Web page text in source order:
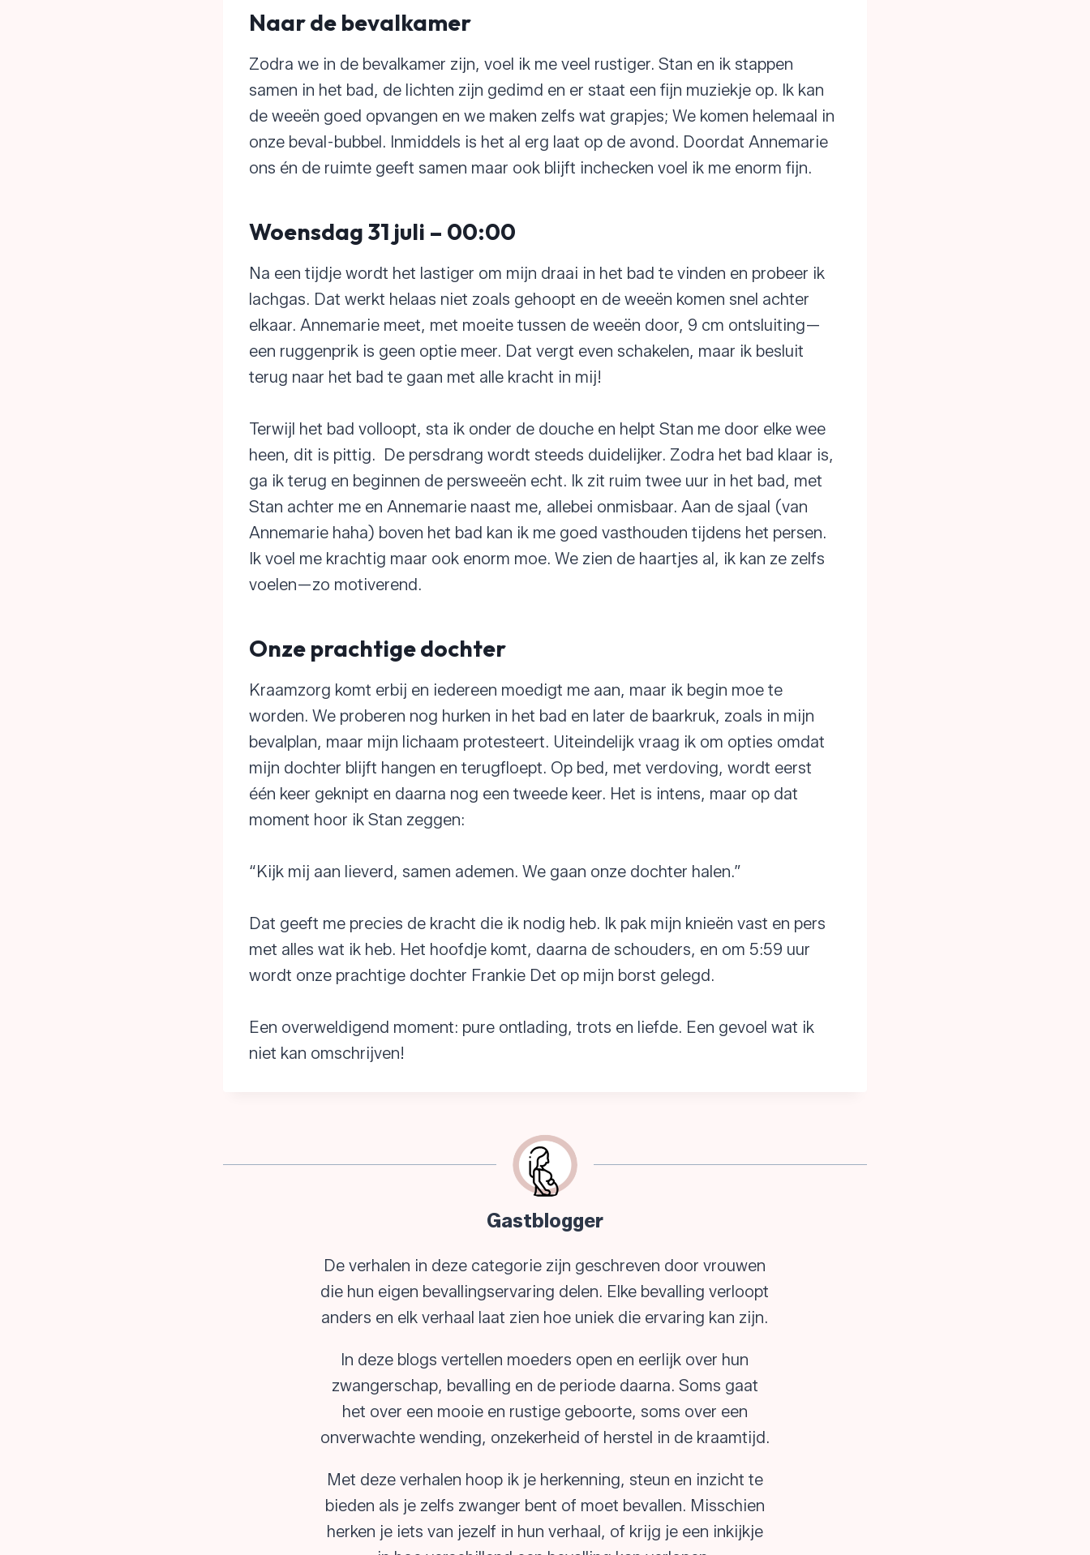
Naar de bevalkamer
Zodra we in de bevalkamer zijn, voel ik me veel rustiger. Stan en ik stappen
samen in het bad, de lichten zijn gedimd en er staat een fijn muziekje op. Ik kan
de weeën goed opvangen en we maken zelfs wat grapjes; We komen helemaal in
onze beval-bubbel. Inmiddels is het al erg laat op de avond. Doordat Annemarie
ons én de ruimte geeft samen maar ook blijft inchecken voel ik me enorm fijn.
Woensdag 31 juli – 00:00
Na een tijdje wordt het lastiger om mijn draai in het bad te vinden en probeer ik
lachgas. Dat werkt helaas niet zoals gehoopt en de weeën komen snel achter
elkaar. Annemarie meet, met moeite tussen de weeën door, 9 cm ontsluiting—
een ruggenprik is geen optie meer. Dat vergt even schakelen, maar ik besluit
terug naar het bad te gaan met alle kracht in mij!
Terwijl het bad volloopt, sta ik onder de douche en helpt Stan me door elke wee
heen, dit is pittig. De persdrang wordt steeds duidelijker. Zodra het bad klaar is,
ga ik terug en beginnen de persweeën echt. Ik zit ruim twee uur in het bad, met
Stan achter me en Annemarie naast me, allebei onmisbaar. Aan de sjaal (van
Annemarie haha) boven het bad kan ik me goed vasthouden tijdens het persen.
Ik voel me krachtig maar ook enorm moe. We zien de haartjes al, ik kan ze zelfs
voelen—zo motiverend.
Onze prachtige dochter
Kraamzorg komt erbij en iedereen moedigt me aan, maar ik begin moe te
worden. We proberen nog hurken in het bad en later de baarkruk, zoals in mijn
bevalplan, maar mijn lichaam protesteert. Uiteindelijk vraag ik om opties omdat
mijn dochter blijft hangen en terugfloept. Op bed, met verdoving, wordt eerst
één keer geknipt en daarna nog een tweede keer. Het is intens, maar op dat
moment hoor ik Stan zeggen:
“Kijk mij aan lieverd, samen ademen. We gaan onze dochter halen.”
Dat geeft me precies de kracht die ik nodig heb. Ik pak mijn knieën vast en pers
met alles wat ik heb. Het hoofdje komt, daarna de schouders, en om 5:59 uur
wordt onze prachtige dochter Frankie Det op mijn borst gelegd.
Een overweldigend moment: pure ontlading, trots en liefde. Een gevoel wat ik
niet kan omschrijven!
Gastblogger
De verhalen in deze categorie zijn geschreven door vrouwen
die hun eigen bevallingservaring delen. Elke bevalling verloopt
anders en elk verhaal laat zien hoe uniek die ervaring kan zijn.
In deze blogs vertellen moeders open en eerlijk over hun
zwangerschap, bevalling en de periode daarna. Soms gaat
het over een mooie en rustige geboorte, soms over een
onverwachte wending, onzekerheid of herstel in de kraamtijd.
Met deze verhalen hoop ik je herkenning, steun en inzicht te
bieden als je zelfs zwanger bent of moet bevallen. Misschien
herken je iets van jezelf in hun verhaal, of krijg je een inkijkje